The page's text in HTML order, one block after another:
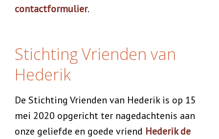
contactformulier.
Stichting Vrienden van
Hederik
De Stichting Vrienden van Hederik is op 15
mei 2020 opgericht ter nagedachtenis aan
onze geliefde en goede vriend Hederik de